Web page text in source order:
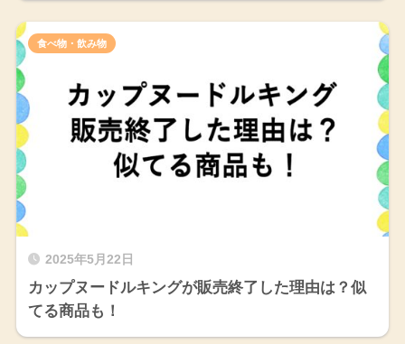
2025年5月22日
カップヌードルキングが販売終了した理由は？似
てる商品も！
食べ物・飲み物